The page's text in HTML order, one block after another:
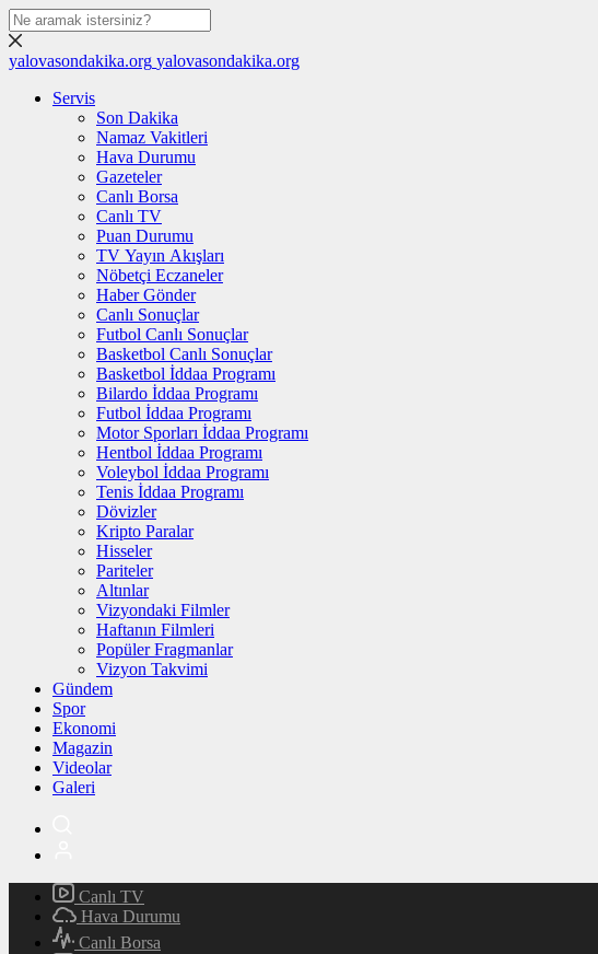
yalovasondakika.org yalovasondakika.org
Servis
Son Dakika
Namaz Vakitleri
Hava Durumu
Gazeteler
Canlı Borsa
Canlı TV
Puan Durumu
TV Yayın Akışları
Nöbetçi Eczaneler
Haber Gönder
Canlı Sonuçlar
Futbol Canlı Sonuçlar
Basketbol Canlı Sonuçlar
Basketbol İddaa Programı
Bilardo İddaa Programı
Futbol İddaa Programı
Motor Sporları İddaa Programı
Hentbol İddaa Programı
Voleybol İddaa Programı
Tenis İddaa Programı
Dövizler
Kripto Paralar
Hisseler
Pariteler
Altınlar
Vizyondaki Filmler
Haftanın Filmleri
Popüler Fragmanlar
Vizyon Takvimi
Gündem
Spor
Ekonomi
Magazin
Videolar
Galeri
Canlı TV
Hava Durumu
Canlı Borsa